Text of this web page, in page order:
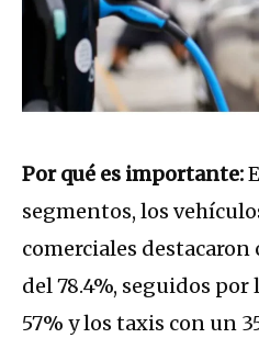
Por qué es importante:
segmentos, los
comerciales
del 78.4%, seguidos
57% y los taxis con un